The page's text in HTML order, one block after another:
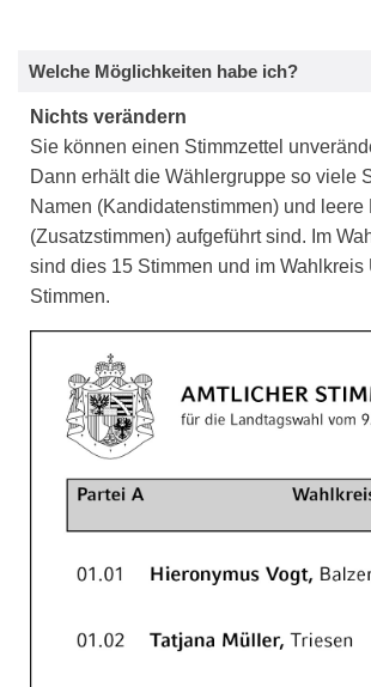
Welche Möglichkeiten habe ich?
Nichts verändern
Sie können einen Stimmzettel
Dann erhält die Wählergruppe so viele
Namen (Kandidatenstimmen) und leere
(Zusatzstimmen) aufgeführt sind. Im
sind dies 15 Stimmen und im Wahlkreis
Stimmen.